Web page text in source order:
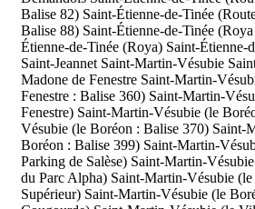
Balise 82) Saint-Étienne-de-Tinée
Balise 88) Saint-Étienne-de-Tinée
Étienne-de-Tinée (Roya) Saint-Étienne-
Saint-Jeannet Saint-Martin-Vésubie
Madone de Fenestre Saint-Martin-
Fenestre : Balise 360) Saint-Martin-
Fenestre) Saint-Martin-Vésubie (le
Vésubie (le Boréon : Balise 370) Saint-
Boréon : Balise 399) Saint-Martin-
Parking de Salèse) Saint-Martin-
du Parc Alpha) Saint-Martin-Vésubie
Supérieur) Saint-Martin-Vésubie (le